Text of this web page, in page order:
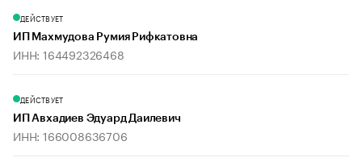
ДЕЙСТВУЕТ
ИП Махмудова Румия Рифкатовна
ИНН: 164492326468
ДЕЙСТВУЕТ
ИП Авхадиев Эдуард Даилевич
ИНН: 166008636706